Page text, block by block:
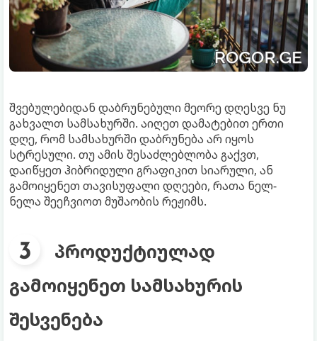
შვებულებიდან დაბრუნებული მეორე დღესვე ნუ
გახვალთ სამსახურში. აიღეთ დამატებით ერთი
დღე, რომ სამსახურში დაბრუნება არ იყოს
სტრესული. თუ ამის შესაძლებლობა გაქვთ,
დაიწყეთ ჰიბრიდული გრაფიკით სიარული, ან
გამოიყენეთ თავისუფალი დღეები, რათა ნელ-
ნელა შეეჩვიოთ მუშაობის რეჟიმს.
პროდუქტიულად
გამოიყენეთ სამსახურის
შესვენება